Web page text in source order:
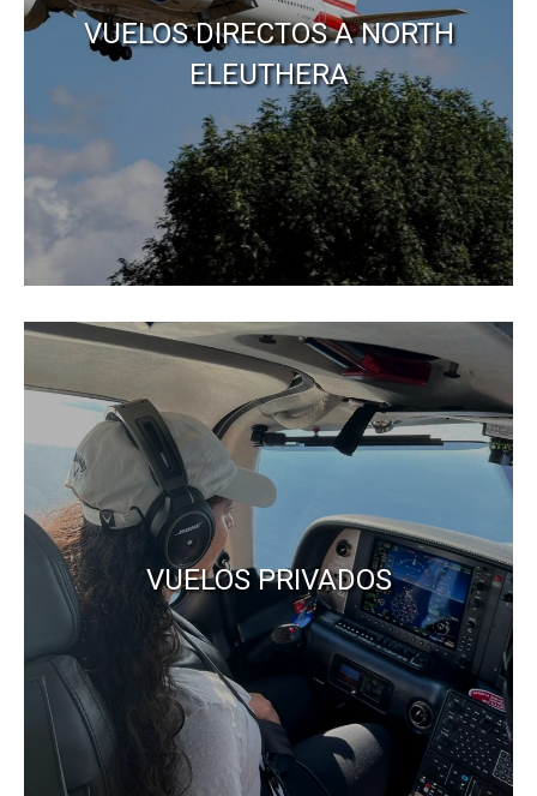
VUELOS DIRECTOS A NORTH
ELEUTHERA
VUELOS PRIVADOS